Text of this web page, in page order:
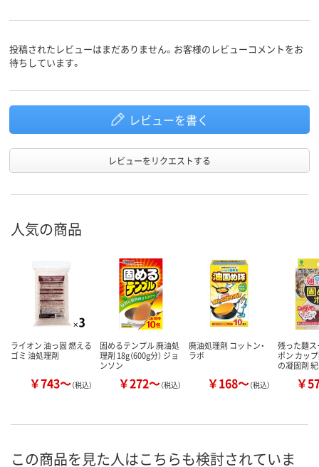
投稿されたレビューはまだありません。お客様のレビューコメントをお
待ちしています。
レビューを書く
レビューをリクエストする
人気の商品
ライオン 油っ固 燃える
ゴミ 油処理剤
￥743～（税込）
固めるテンプル 廃油処
理剤 18g（600g分） ジョ
ンソン
￥272～（税込）
廃油処理剤 コットン・
ラボ
￥168～（税込）
残った麺
ポン カッ
の凝固剤
￥
この商品を見た人はこちらも検討されていま